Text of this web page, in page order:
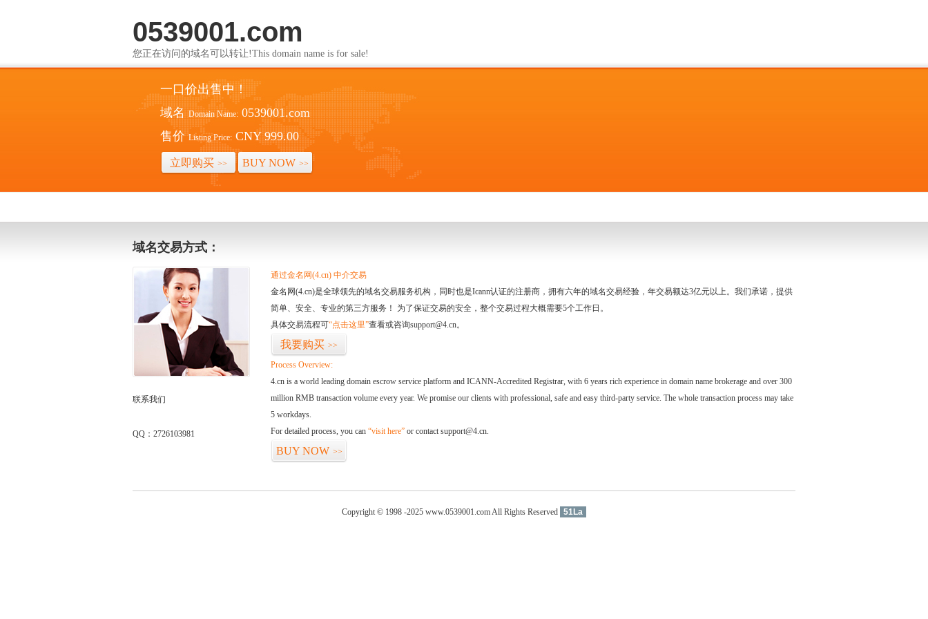
0539001.com
您正在访问的域名可以转让!This domain name is for sale!
一口价出售中！
域名 Domain Name: 0539001.com
售价 Listing Price: CNY 999.00
立即购买 >> BUY NOW >>
域名交易方式：
联系我们
QQ：2726103981
通过金名网(4.cn) 中介交易
金名网(4.cn)是全球领先的域名交易服务机构，同时也是Icann认证的注册商，拥有六年的域名交易经验，年交易额达3亿元以上。我们承诺，提供
简单、安全、专业的第三方服务！ 为了保证交易的安全，整个交易过程大概需要5个工作日。
具体交易流程可“点击这里”查看或咨询support@4.cn。
我要购买 >>
Process Overview:
4.cn is a world leading domain escrow service platform and ICANN-Accredited Registrar, with 6 years rich experience in domain name brokerage and over 300
million RMB transaction volume every year. We promise our clients with professional, safe and easy third-party service. The whole transaction process may take
5 workdays.
For detailed process, you can “visit here” or contact support@4.cn.
BUY NOW >>
Copyright © 1998 -2025 www.0539001.com All Rights Reserved 51La